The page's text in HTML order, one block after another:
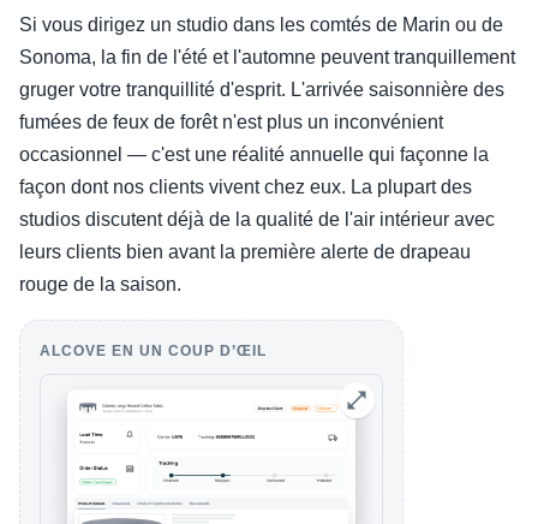
Si vous dirigez un studio dans les comtés de Marin ou de
Sonoma, la fin de l'été et l'automne peuvent tranquillement
gruger votre tranquillité d'esprit. L'arrivée saisonnière des
fumées de feux de forêt n'est plus un inconvénient
occasionnel — c'est une réalité annuelle qui façonne la
façon dont nos clients vivent chez eux. La plupart des
studios discutent déjà de la qualité de l'air intérieur avec
leurs clients bien avant la première alerte de drapeau
rouge de la saison.
ALCOVE EN UN COUP D’ŒIL